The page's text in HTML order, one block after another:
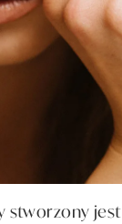
stworzony jest